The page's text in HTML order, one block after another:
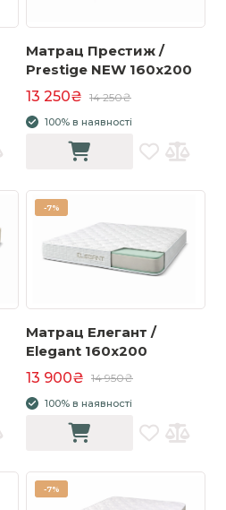
Матрац Престиж /
Prestige NEW 160x200
13 250₴ 14 250₴
100% в наявності
-7%
Матрац Елегант /
Elegant 160x200
13 900₴ 14 950₴
100% в наявності
-7%